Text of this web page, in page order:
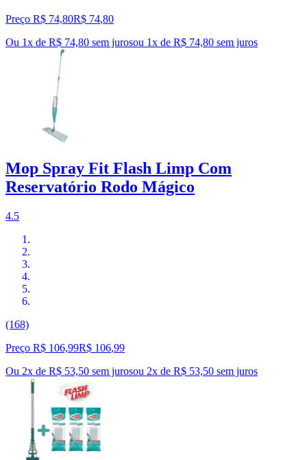
Preço R$ 74,80R$ 74,80
Ou 1x de R$ 74,80 sem jurosou 1x de R$ 74,80 sem juros
Mop Spray Fit Flash Limp Com
Reservatório Rodo Mágico
4.5
(168)
Preço R$ 106,99R$ 106,99
Ou 2x de R$ 53,50 sem jurosou 2x de R$ 53,50 sem juros